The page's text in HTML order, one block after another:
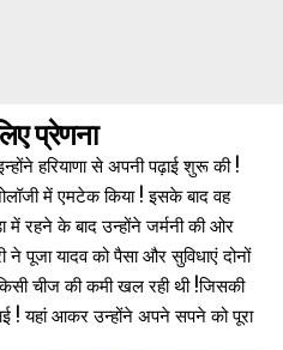
प्रेणना
हरियाणा से अपनी पढ़ाई शुरू की !
में एमटेक किया ! इसके बाद वह
रहने के बाद उन्होंने जर्मनी की ओर
पूजा यादव को पैसा और सुविधाएं दोनों
चीज की कमी खल रही थी !जिसकी
! यहां आकर उन्होंने अपने सपने को पूरा